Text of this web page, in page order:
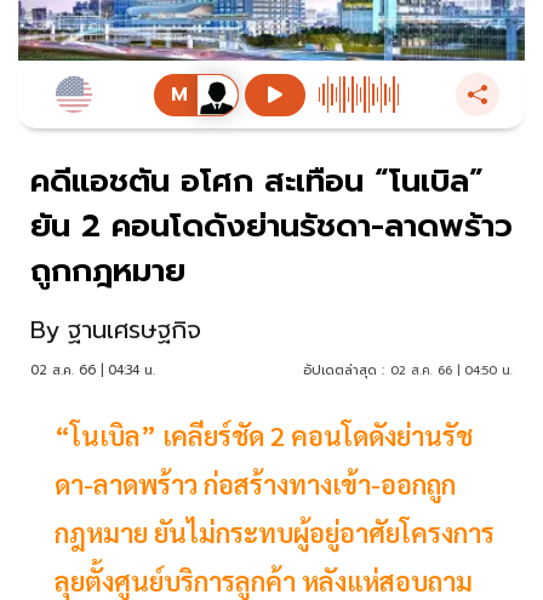
คดีแอชตัน อโศก สะเทือน “โนเบิล”
ยัน 2 คอนโดดังย่านรัชดา-ลาดพร้าว
ถูกกฎหมาย
By ฐานเศรษฐกิจ
02 ส.ค. 66 | 04:34 น. อัปเดตล่าสุด : 02 ส.ค. 66 | 04:50 น.
“โนเบิล” เคลียร์ชัด 2 คอนโดดังย่านรัช
ดา-ลาดพร้าว ก่อสร้างทางเข้า-ออกถูก
กฎหมาย ยันไม่กระทบผู้อยู่อาศัยโครงการ
ลุยตั้งศูนย์บริการลูกค้า หลังแห่สอบถาม